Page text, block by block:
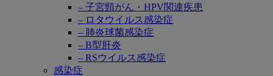
– 子宮頸がん・HPV関連疾患
– ロタウイルス感染症
– 肺炎球菌感染症
– B型肝炎
– RSウイルス感染症
感染症